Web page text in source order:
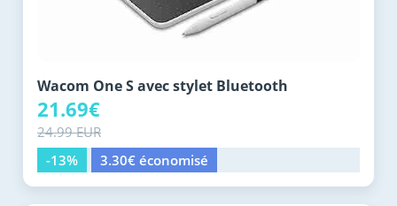
Wacom One S avec stylet Bluetooth
21.69€
24.99 EUR
-13%
3.30€ économisé